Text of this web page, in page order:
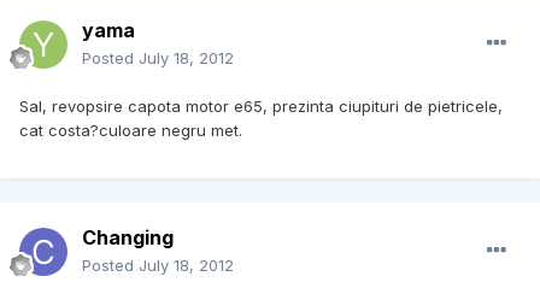
yama
Posted July 18, 2012
Sal, revopsire capota motor e65, prezinta ciupituri de pietricele,
cat costa?culoare negru met.
Changing
Posted July 18, 2012